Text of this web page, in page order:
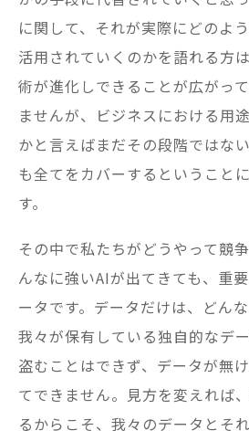
に関して、それが実際にどのよ
活用されていくのかを語れる方
術が進化しできることが広がっ
ませんが、ビジネスにおける用
かと言えばまだその段階ではな
も全てをカバーするということ
す。
その中で私たちがどうやって競
んなに強いAIが出てきても、重
ータです。データだけは、どん
我々が保有している独自的なデ
盗むことはできず、データが無
てできません。見方を変えれば
るからこそ、我々のデータとそ